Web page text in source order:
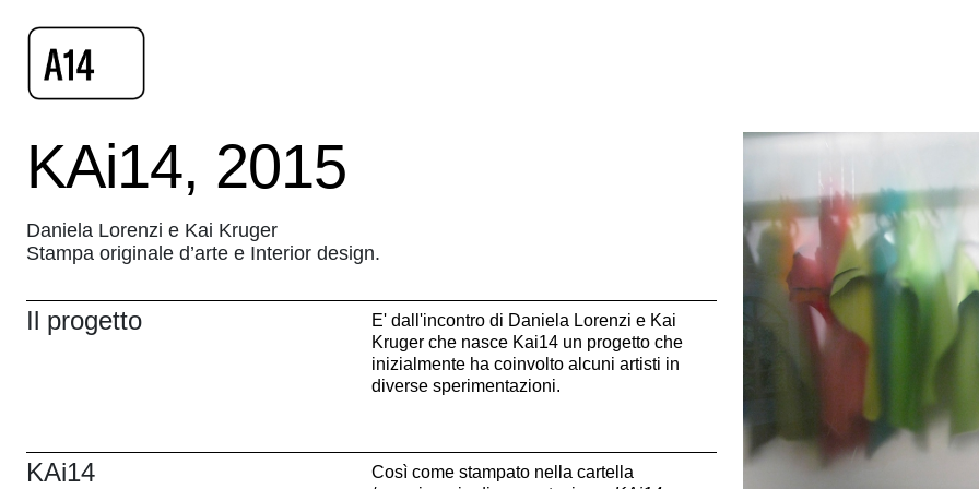
KAi14, 2015
Daniela Lorenzi e Kai Kruger
Stampa originale d’arte e Interior design.
Il progetto
E' dall'incontro di Daniela Lorenzi e Kai
Kruger che nasce Kai14 un progetto che
inizialmente ha coinvolto alcuni artisti in
diverse sperimentazioni.
KAi14
Così come stampato nella cartella